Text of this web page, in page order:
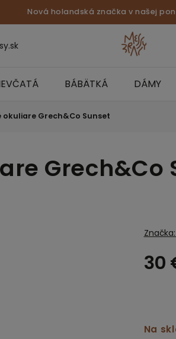
Nová holandská značka v našej
BÁBÄTKÁ DÁMY
okuliare Grech&Co Sunset
Grech&Co
Značka:
30
Na